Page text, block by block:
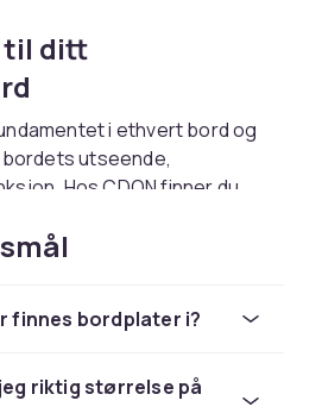
til ditt
i ethvert bord og
utseende,
Hos CDON finner du
et nytt bord fra bunnen eller
og slitt plate.
det klassiske valget og
finnes bordplater i?
riktig størrelse på